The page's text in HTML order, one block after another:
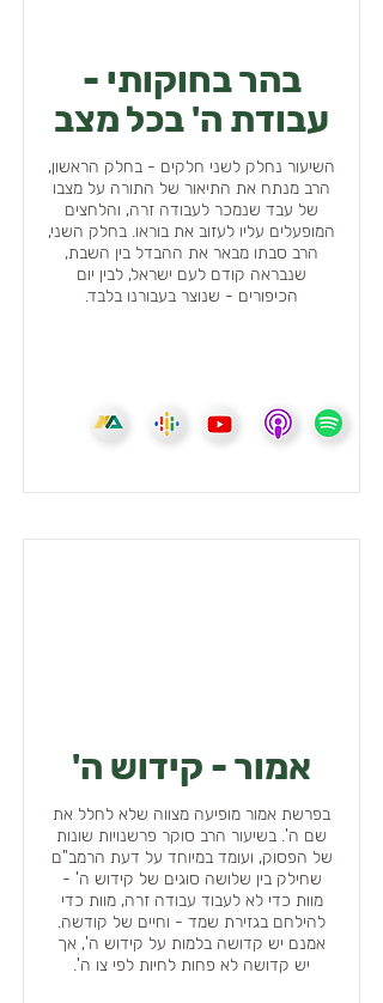
בהר בחוקותי -
עבודת ה' בכל מצב
השיעור נחלק לשני חלקים - בחלק הראשון,
הרב מנתח את התיאור של התורה על מצבו
של עבד שנמכר לעבודה זרה, והלחצים
המופעלים עליו לעזוב את בוראו. בחלק השני,
הרב סבתו מבאר את ההבדל בין השבת,
שנבראה קודם לעם ישראל, לבין יום
הכיפורים - שנוצר בעבורנו בלבד.
אמור - קידוש ה'
בפרשת אמור מופיעה מצווה שלא לחלל את
שם ה'. בשיעור הרב סוקר פרשנויות שונות
של הפסוק, ועומד במיוחד על דעת הרמב"ם
שחילק בין שלושה סוגים של קידוש ה' -
מוות כדי לא לעבוד עבודה זרה, מוות כדי
להילחם בגזירת שמד - וחיים של קודשה.
אמנם יש קדושה בלמות על קידוש ה', אך
יש קדושה לא פחות לחיות לפי צו ה'.